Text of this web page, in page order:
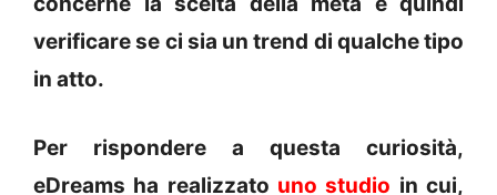
verificare se ci sia un trend di qualche tipo
in atto.
Per rispondere a questa curiosità,
eDreams ha realizzato uno studio in cui,